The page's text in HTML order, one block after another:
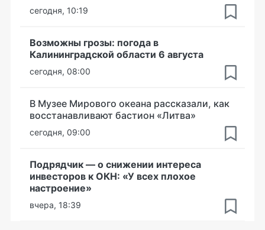
сегодня, 10:19
Возможны грозы: погода в
Калининградской области 6 августа
сегодня, 08:00
В Музее Мирового океана рассказали, как
восстанавливают бастион «Литва»
сегодня, 09:00
Подрядчик — о снижении интереса
инвесторов к ОКН: «У всех плохое
настроение»
вчера, 18:39